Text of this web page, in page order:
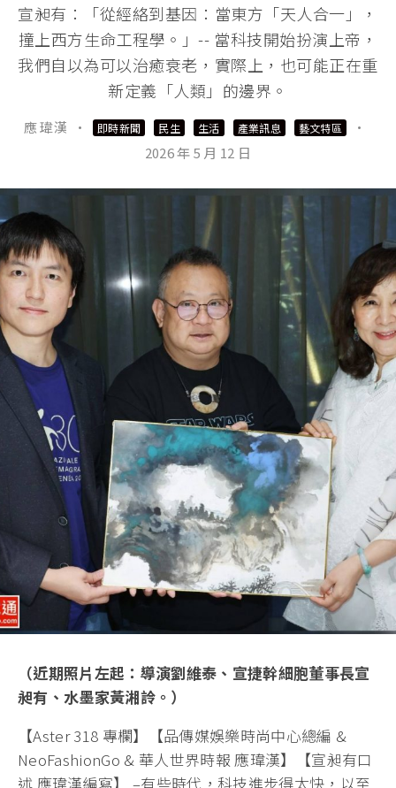
宣昶有：「從經絡到基因：當東方「天人合一」，
撞上西方生命工程學。」-- 當科技開始扮演上帝，
我們自以為可以治癒衰老，實際上，也可能正在重
新定義「人類」的邊界。
應 瑋漢 · 即時新聞 民生 生活 產業訊息 藝文特區
·
2026 年 5 月 12 日
（近期照片左起：導演劉維泰、宣捷幹細胞董事長宣
昶有、水墨家黃湘詅。）
【Aster 318 專欄】【品傳媒娛樂時尚中心總編 &
NeoFashionGo & 華人世界時報 應瑋漢】【宣昶有口
述 應瑋漢編寫】 –有些時代，科技進步得太快，以至